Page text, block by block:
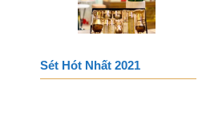
Sét Hót Nhất 2021